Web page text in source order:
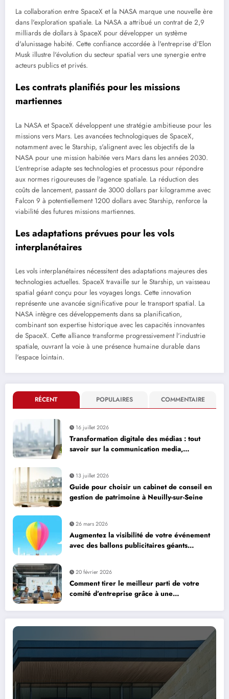
La collaboration entre SpaceX et la NASA marque une nouvelle ère
dans l'exploration spatiale. La NASA a attribué un contrat de 2,9
milliards de dollars à SpaceX pour développer un système
d'alunissage habité. Cette confiance accordée à l'entreprise d'Elon
Musk illustre l'évolution du secteur spatial vers une synergie entre
acteurs publics et privés.
Les contrats planifiés pour les missions
martiennes
La NASA et SpaceX développent une stratégie ambitieuse pour les
missions vers Mars. Les avancées technologiques de SpaceX,
notamment avec le Starship, s'alignent avec les objectifs de la
NASA pour une mission habitée vers Mars dans les années 2030.
L'entreprise adapte ses technologies et processus pour répondre
aux normes rigoureuses de l'agence spatiale. La réduction des
coûts de lancement, passant de 3000 dollars par kilogramme avec
Falcon 9 à potentiellement 1200 dollars avec Starship, renforce la
viabilité des futures missions martiennes.
Les adaptations prévues pour les vols
interplanétaires
Les vols interplanétaires nécessitent des adaptations majeures des
technologies actuelles. SpaceX travaille sur le Starship, un vaisseau
spatial géant conçu pour les voyages longs. Cette innovation
représente une avancée significative pour le transport spatial. La
NASA intègre ces développements dans sa planification,
combinant son expertise historique avec les capacités innovantes
de SpaceX. Cette alliance transforme progressivement l'industrie
spatiale, ouvrant la voie à une présence humaine durable dans
l'espace lointain.
RÉCENT POPULAIRES COMMENTAIRE
16 juillet 2026
Transformation digitale des médias : tout
savoir sur la communication media,
13 juillet 2026
Guide pour choisir un cabinet de conseil en
gestion de patrimoine à Neuilly-sur-Seine
26 mars 2026
Augmentez la visibilité de votre événement
avec des ballons publicitaires géants
20 février 2026
Comment tirer le meilleur parti de votre
comité d’entreprise grâce à une